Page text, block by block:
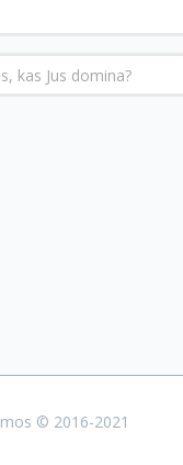
© 2016-2021